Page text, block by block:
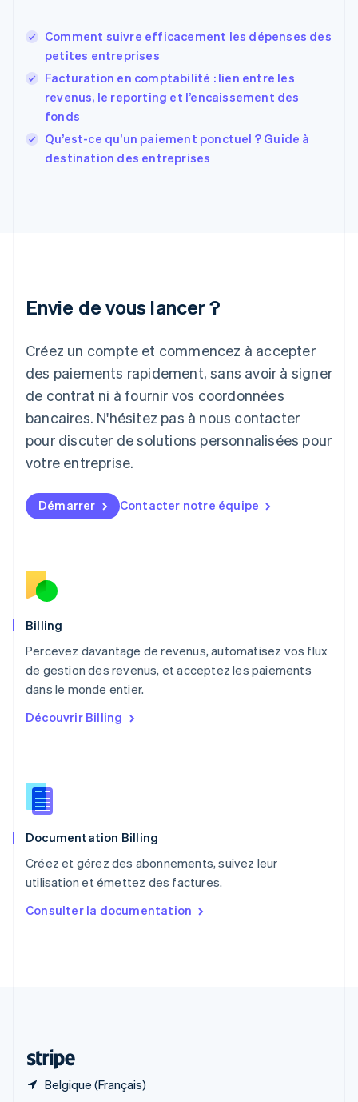
Comment suivre efficacement les dépenses des
petites entreprises
Facturation en comptabilité : lien entre les
revenus, le reporting et l’encaissement des
fonds
Qu’est-ce qu’un paiement ponctuel ? Guide à
destination des entreprises
Envie de vous lancer ?
Créez un compte et commencez à accepter
des paiements rapidement, sans avoir à signer
de contrat ni à fournir vos coordonnées
bancaires. N'hésitez pas à nous contacter
pour discuter de solutions personnalisées pour
votre entreprise.
Démarrer Contacter notre équipe
Billing
Percevez davantage de revenus, automatisez vos flux
de gestion des revenus, et acceptez les paiements
dans le monde entier.
Découvrir Billing
Documentation Billing
Créez et gérez des abonnements, suivez leur
utilisation et émettez des factures.
Consulter la documentation
Belgique (Français)
EnglishEspañol简体中文
Finlande
English Svenska
FrançaisEnglish
Gibraltar
English
Grèce
Japon
Lettonie
English
Liechtenstein
DeutschEnglish
Lituanie
Luxembourg
FrançaisDeutschEnglish
English简体中文
Malte
English
Nouvelle-Zélande
English
NederlandsEnglish
Pologne
English
Português English
English
Roumanie
Royaume-Uni
Singapour
English 简体中文
English